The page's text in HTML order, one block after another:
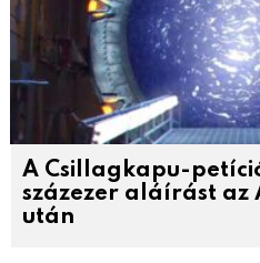
A Csillagkapu-
százezer aláírást az
után